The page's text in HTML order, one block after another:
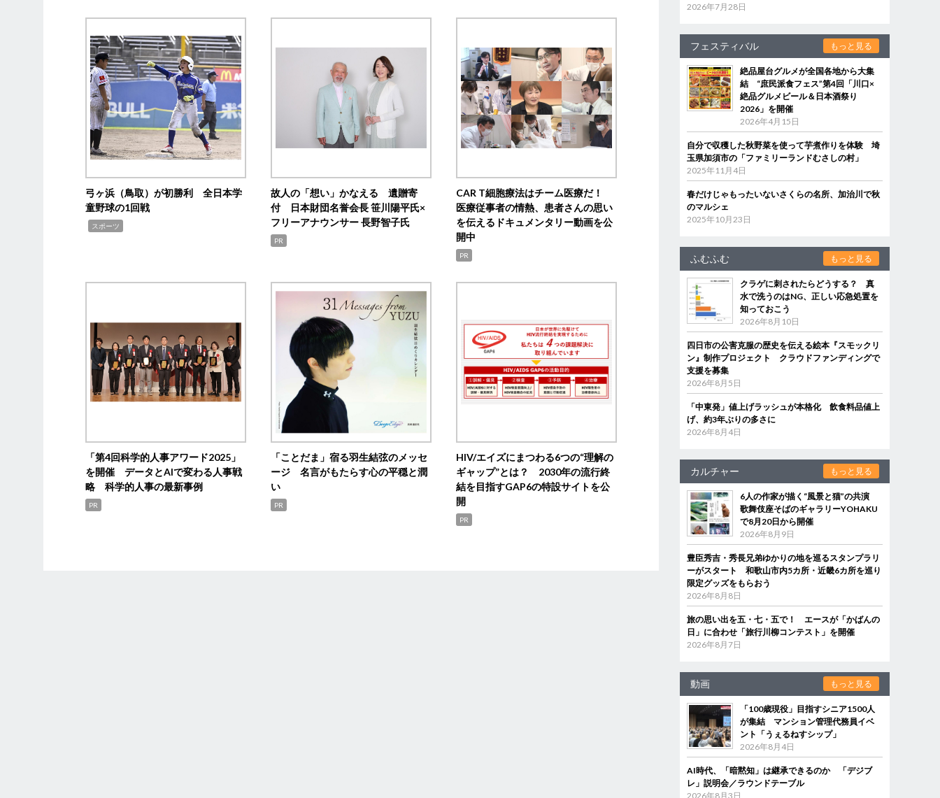
弓ヶ浜（鳥取）が初勝利 全日本学
童野球の1回戦
スポーツ
故人の「想い」かなえる 遺贈寄
付 日本財団名誉会長 笹川陽平氏×
フリーアナウンサー 長野智子氏
PR
CAR T細胞療法はチーム医療だ！
医療従事者の情熱、患者さんの思い
を伝えるドキュメンタリー動画を公
開中
PR
「第4回科学的人事アワード2025」
を開催 データとAIで変わる人事戦
略 科学的人事の最新事例
PR
「ことだま」宿る羽生結弦のメッセ
ージ 名言がもたらす心の平穏と潤
い
PR
HIV/エイズにまつわる6つの“理解の
ギャップ”とは？ 2030年の流行終
結を目指すGAP6の特設サイトを公
開
PR
2026年7月28日
フェスティバル もっと見る
絶品屋台グルメが全国各地から大集
結 “庶民派食フェス”第4回「川口×
絶品グルメビール＆日本酒祭り
2026」を開催
2026年4月15日
自分で収穫した秋野菜を使って芋煮作りを体験 埼
玉県加須市の「ファミリーランドむさしの村」
2025年11月4日
春だけじゃもったいないさくらの名所、加治川で秋
のマルシェ
2025年10月23日
ふむふむ もっと見る
クラゲに刺されたらどうする？ 真
水で洗うのはNG、正しい応急処置を
知っておこう
2026年8月10日
四日市の公害克服の歴史を伝える絵本『スモックリ
ン』制作プロジェクト クラウドファンディングで
支援を募集
2026年8月5日
「中東発」値上げラッシュが本格化 飲食料品値上
げ、約3年ぶりの多さに
2026年8月4日
カルチャー もっと見る
6人の作家が描く“風景と猫”の共演
歌舞伎座そばのギャラリーYOHAKU
で8月20日から開催
2026年8月9日
豊臣秀吉・秀長兄弟ゆかりの地を巡るスタンプラリ
ーがスタート 和歌山市内5カ所・近畿6カ所を巡り
限定グッズをもらおう
2026年8月8日
旅の思い出を五・七・五で！ エースが「かばんの
日」に合わせ「旅行川柳コンテスト」を開催
2026年8月7日
動画 もっと見る
「100歳現役」目指すシニア1500人
が集結 マンション管理代務員イベ
ント「うぇるねすシップ」
2026年8月4日
AI時代、「暗黙知」は継承できるのか 「デジブ
レ」説明会／ラウンドテーブル
2026年8月3日